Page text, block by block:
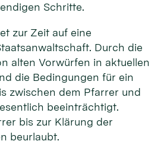
Schritte.
zur Zeit auf eine
Durch die
alten Vorwürfen in aktuellen
die Bedingungen für ein
zwischen dem Pfarrer und
beeinträchtigt.
bis zur Klärung der
beurlaubt.